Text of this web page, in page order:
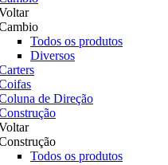
Todos os produtos
Diversos
de Direção
Todos os produtos